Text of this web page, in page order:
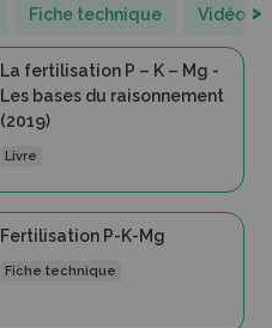
Fiche technique Vidéo >
La fertilisation P – K – Mg -
Les bases du raisonnement
(2019)
Livre
Fertilisation P-K-Mg
Fiche technique